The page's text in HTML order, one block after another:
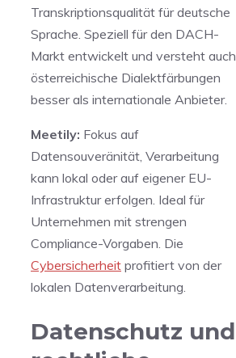
Transkriptionsqualität für deutsche
Sprache. Speziell für den DACH-
Markt entwickelt und versteht auch
österreichische Dialektfärbungen
besser als internationale Anbieter.
Meetily: Fokus auf
Datensouveränität, Verarbeitung
kann lokal oder auf eigener EU-
Infrastruktur erfolgen. Ideal für
Unternehmen mit strengen
Compliance-Vorgaben. Die
Cybersicherheit profitiert von der
lokalen Datenverarbeitung.
Datenschutz und